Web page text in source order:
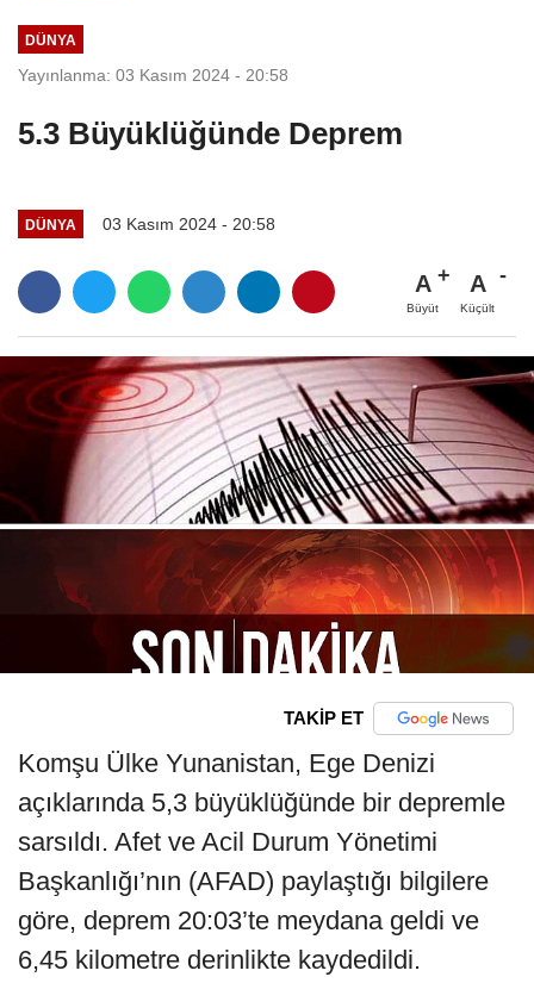
DÜNYA
Yayınlanma: 03 Kasım 2024 - 20:58
5.3 Büyüklüğünde Deprem
DÜNYA 03 Kasım 2024 - 20:58
A
Büyüt
A
Küçült
TAKİP ET
Komşu Ülke Yunanistan, Ege Denizi
açıklarında 5,3 büyüklüğünde bir depremle
sarsıldı. Afet ve Acil Durum Yönetimi
Başkanlığı’nın (AFAD) paylaştığı bilgilere
göre, deprem 20:03’te meydana geldi ve
6,45 kilometre derinlikte kaydedildi.